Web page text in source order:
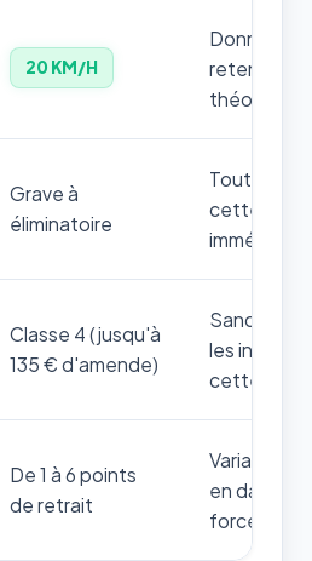
20 KM/H
Donnée
retenir par
théorique.
Grave à
éliminatoire
Toute
cette
Classe 4 (jusqu'à
135 € d'amende)
Sanction
les
cette
De 1 à 6 points
de retrait
Variable
en danger
forces de